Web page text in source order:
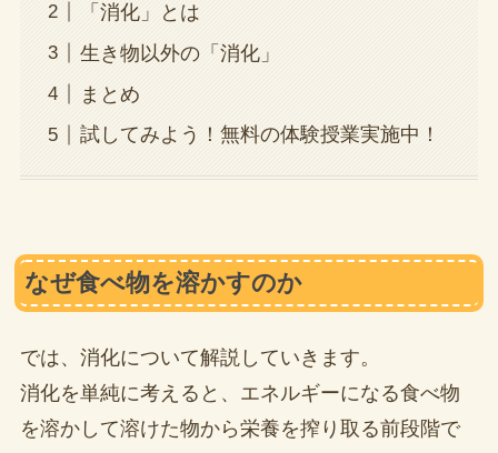
「消化」とは
生き物以外の「消化」
まとめ
試してみよう！無料の体験授業実施中！
なぜ食べ物を溶かすのか
では、消化について解説していきます。
消化を単純に考えると、エネルギーになる食べ物
を溶かして溶けた物から栄養を搾り取る前段階で